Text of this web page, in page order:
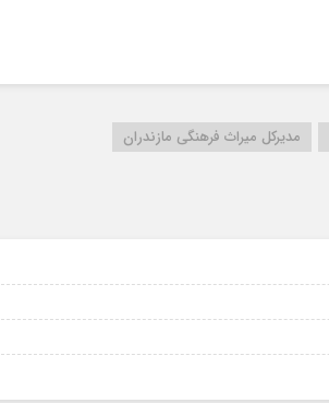
مدیرکل میراث فرهنگی مازندران